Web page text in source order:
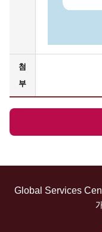
첨
부
Global Services